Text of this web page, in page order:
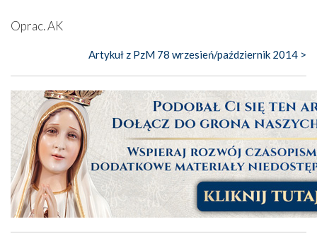
Oprac. AK
Artykuł z PzM 78 wrzesień/październik 2014 >